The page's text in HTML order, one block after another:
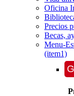
Oficina
Precios
Becas,
Menu-
(item1)